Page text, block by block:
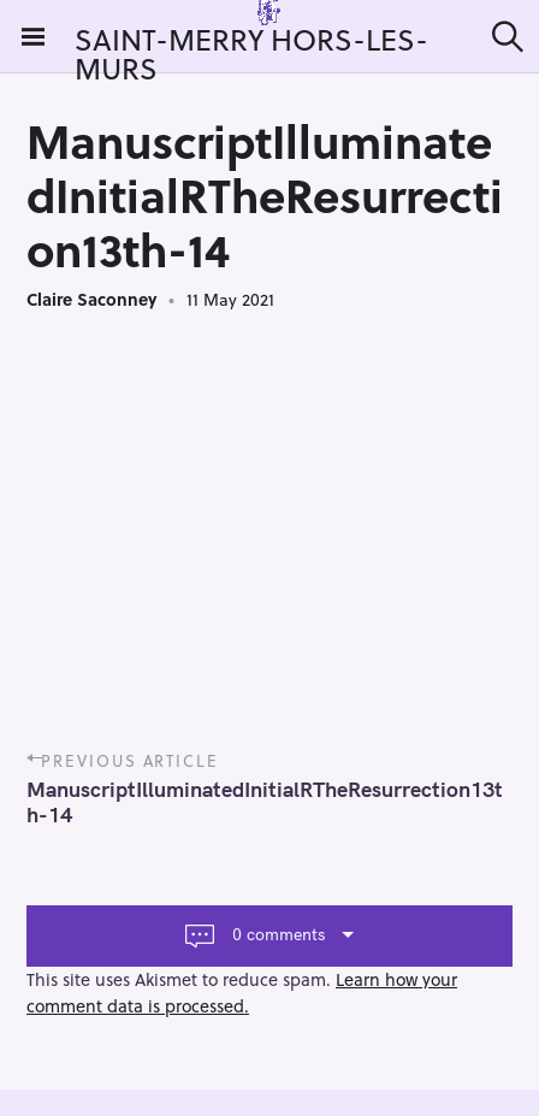
i
SAINT-MERRY HORS-LES-
MURS e
ManuscriptIlluminate
dInitialRTheResurrecti
on13th-14
Claire Saconney 11 May 2021
P
o
s
t
v
a
t
i
PREVIOUS ARTICLE
ManuscriptIlluminatedInitialRTheResurrection13t
h-14
0 comments
This site uses Akismet to reduce spam. Learn how your
comment data is processed.